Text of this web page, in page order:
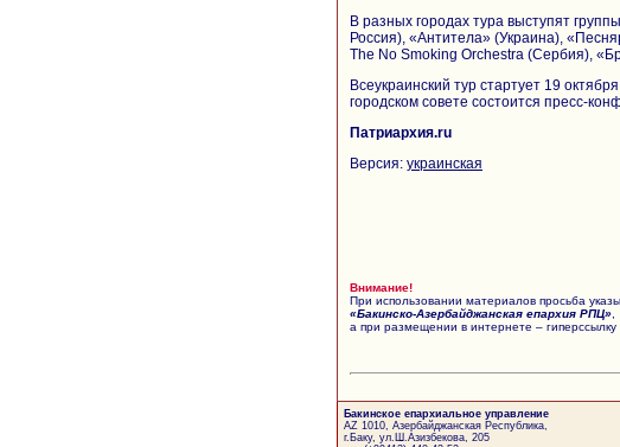
В разных городах тура выступят
Россия), «Антитела» (Украина),
The No Smoking Orchestra (Сербия),
Всеукраинский тур стартует 19
городском совете состоится пресс-
Патриархия.ru
Версия: украинская
Внимание!
При использовании материалов просьба
«Бакинско-Азербайджанская епархия РПЦ»
а при размещении в интернете –
Бакинское епархиальное управление
AZ 1010, Азербайджанская Республика,
г.Баку, ул.Ш.Азизбекова, 205